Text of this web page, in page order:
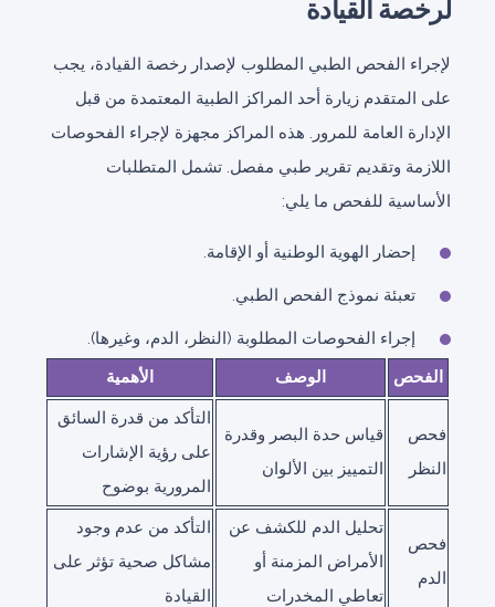
لرخصة القيادة
لإجراء الفحص الطبي المطلوب لإصدار رخصة القيادة، يجب
على المتقدم زيارة أحد المراكز الطبية المعتمدة من قبل
الإدارة العامة للمرور. هذه المراكز مجهزة لإجراء الفحوصات
اللازمة وتقديم تقرير طبي مفصل. تشمل المتطلبات
الأساسية للفحص ما يلي:
إحضار الهوية الوطنية أو الإقامة.
تعبئة نموذج الفحص الطبي.
إجراء الفحوصات المطلوبة (النظر، الدم، وغيرها).
الفحص
الوصف الأهمية
فحص
النظر
قياس حدة البصر وقدرة
التمييز بين الألوان
التأكد من قدرة السائق
على رؤية الإشارات
المرورية بوضوح
فحص
الدم
تحليل الدم للكشف عن
الأمراض المزمنة أو
تعاطي المخدرات
التأكد من عدم وجود
مشاكل صحية تؤثر على
القيادة